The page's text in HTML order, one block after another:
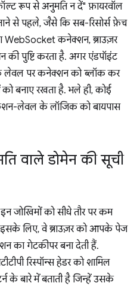
रूप से अनुमति न दें" फ़ायरवॉल
से पहले, जैसे कि सब-रिसोर्स फ़ेच
WebSocket कनेक्शन, ब्राउज़र
की पुष्टि करता है. अगर एंडपॉइंट
लेवल पर कनेक्शन को ब्लॉक कर
को बनाए रखता है. भले ही, कोई
लेवल के लॉजिक को बायपास
वाले डोमेन की सूची
जोखिमों को सीधे तौर पर कम
इसके लिए, वे ब्राउज़र को आपके पेज
का गेटकीपर बना देती हैं.
रिस्पॉन्स हेडर को शामिल
के बारे में बताती है जिन्हें उसके